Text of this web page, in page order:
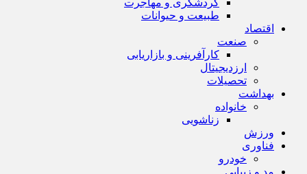
گردشگری و مهاجرت
طبیعت و حیوانات
اقتصاد
صنعت
کارآفرینی و بازاریابی
ارزدیجیتال
تحصیلات
بهداشت
خانواده
زناشویی
ورزش
فناوری
خودرو